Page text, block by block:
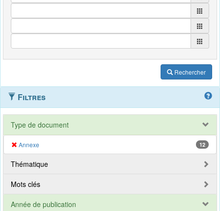
Rechercher
Filtres
Type de document
Annexe 12
Thématique
Mots clés
Année de publication